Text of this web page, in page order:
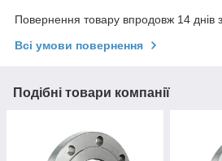
Повернення товару впродовж 14 днів
Всі умови повернення
Подібні товари компанії